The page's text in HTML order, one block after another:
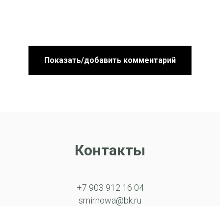
Показать/добавить комментарий
Контакты
+7 903 912 16 04
smirnowa@bk.ru